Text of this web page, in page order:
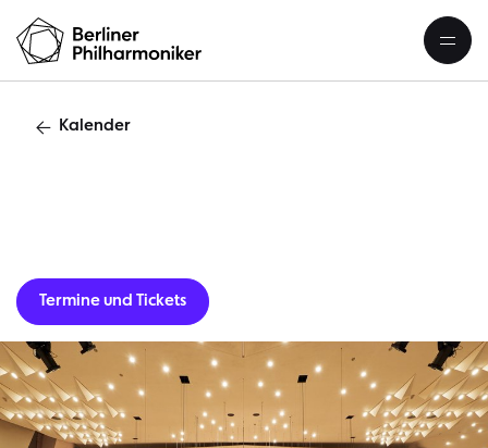
Kalender
Termine und Tickets